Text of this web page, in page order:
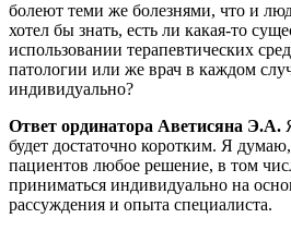
болеют теми же болезнями, что и
хотел бы знать, есть ли какая-то
использовании терапевтических
патологии или же врач в каждом
индивидуально?
Ответ ординатора Аветисяна Э.А.
будет достаточно коротким. Я
пациентов любое решение, в том
приниматься индивидуально на
рассуждения и опыта специалиста.